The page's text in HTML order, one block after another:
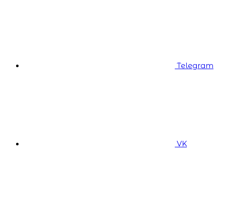
Telegram
VK